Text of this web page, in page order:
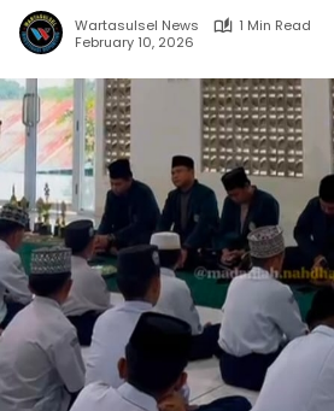
Wartasulsel News
1 Min Read
February 10, 2026